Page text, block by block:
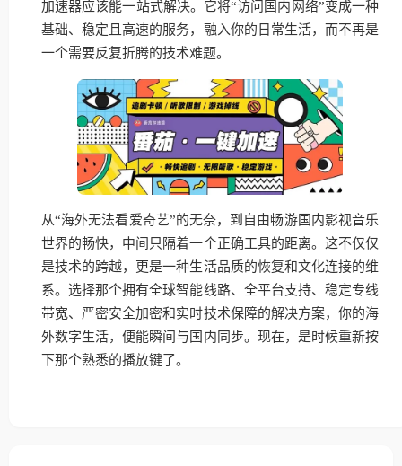
加速器应该能一站式解决。它将“访问国内网络”变成一种
基础、稳定且高速的服务，融入你的日常生活，而不再是
一个需要反复折腾的技术难题。
从“海外无法看爱奇艺”的无奈，到自由畅游国内影视音乐
世界的畅快，中间只隔着一个正确工具的距离。这不仅仅
是技术的跨越，更是一种生活品质的恢复和文化连接的维
系。选择那个拥有全球智能线路、全平台支持、稳定专线
带宽、严密安全加密和实时技术保障的解决方案，你的海
外数字生活，便能瞬间与国内同步。现在，是时候重新按
下那个熟悉的播放键了。